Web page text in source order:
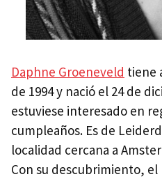
Daphne Groeneveld tiene
de 1994 y nació el 24 de
estuviese interesado en
cumpleaños. Es de
localidad cercana a
Con su descubrimiento,